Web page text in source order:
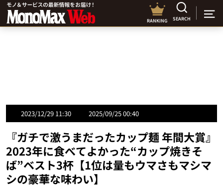
RANKING SEARCH
2023/12/29 11:30 2025/09/25 00:40
『ガチで激うまだったカップ麺 年間大賞』
2023年に食べてよかった“カップ焼きそ
ば”ベスト3杯【1位は量もウマさもマシマ
シの豪華な味わい】